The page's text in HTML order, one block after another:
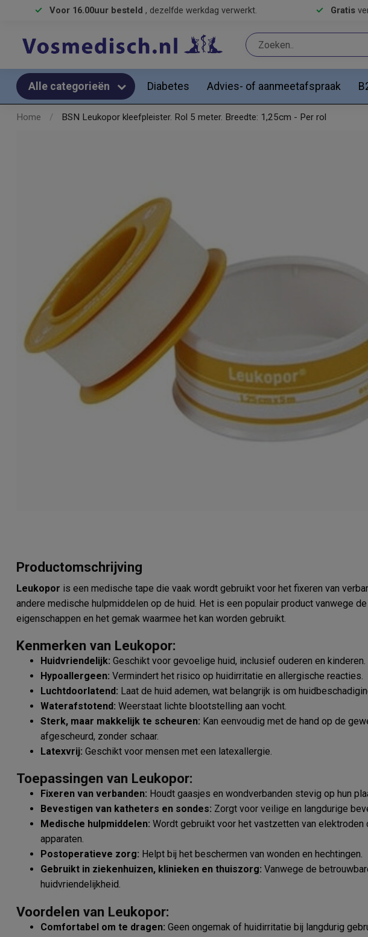
Voor 16.00uur besteld , dezelfde werkdag verwerkt. Gratis
Alle categorieën Diabetes Advies- of aanmeetafspraak
Home / BSN Leukopor kleefpleister. Rol 5 meter. Breedte: 1,25cm - Per rol
Productomschrijving
Leukopor is een medische tape die vaak wordt gebruikt voor het fixeren van
andere medische hulpmiddelen op de huid. Het is een populair product vanwege
eigenschappen en het gemak waarmee het kan worden gebruikt.
Kenmerken van Leukopor:
Huidvriendelijk: Geschikt voor gevoelige huid, inclusief ouderen en kinderen.
Hypoallergeen: Vermindert het risico op huidirritatie en allergische reacties.
Luchtdoorlatend: Laat de huid ademen, wat belangrijk is om
Waterafstotend: Weerstaat lichte blootstelling aan vocht.
Sterk, maar makkelijk te scheuren: Kan eenvoudig met de hand op de
afgescheurd, zonder schaar.
Latexvrij: Geschikt voor mensen met een latexallergie.
Toepassingen van Leukopor:
Fixeren van verbanden: Houdt gaasjes en wondverbanden stevig op hun
Bevestigen van katheters en sondes: Zorgt voor veilige en langdurige
Medische hulpmiddelen: Wordt gebruikt voor het vastzetten van elektroden
apparaten.
Postoperatieve zorg: Helpt bij het beschermen van wonden en hechtingen.
Gebruikt in ziekenhuizen, klinieken en thuiszorg: Vanwege de
huidvriendelijkheid.
Voordelen van Leukopor:
Comfortabel om te dragen: Geen ongemak of huidirritatie bij langdurig